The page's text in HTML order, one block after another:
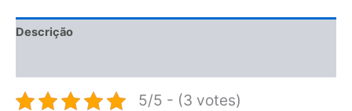
Descrição
5/5 - (3 votes)